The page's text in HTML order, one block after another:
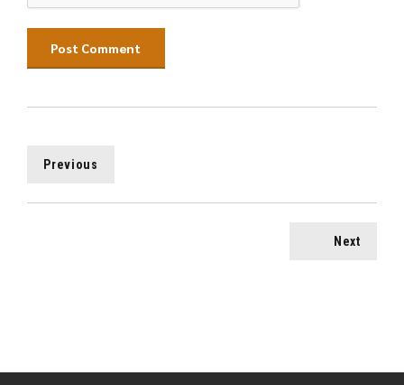
Post Comment
Previous
Next